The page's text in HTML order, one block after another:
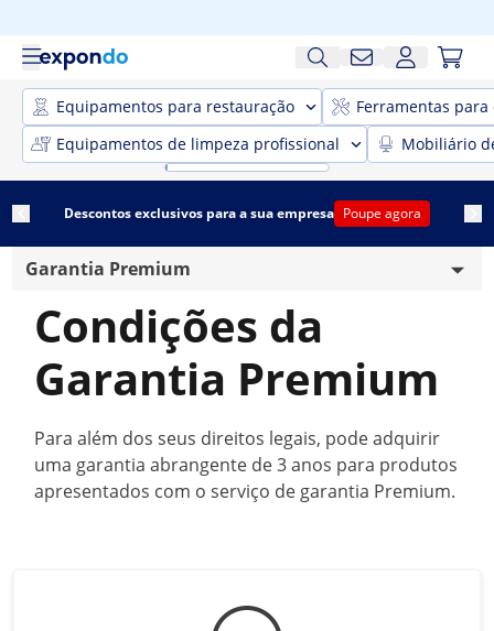
Equipamentos para restauração
Ferramentas para
Equipamentos de limpeza profissional
Mobiliário
Descontos exclusivos para a sua empresa Poupe agora
Garantia Premium
Descarte de pilhas
Preço mínimo garantido
Informações legais
Condições da
Garantia Premium
Para além dos seus direitos legais, pode adquirir
uma garantia abrangente de 3 anos para produtos
apresentados com o serviço de garantia Premium.